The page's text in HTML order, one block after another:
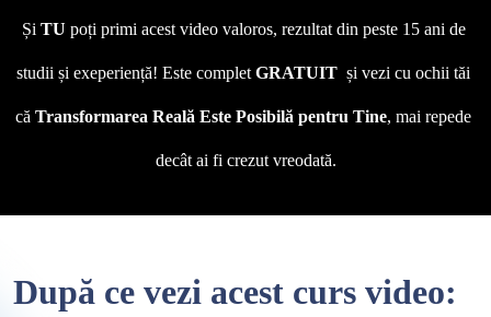
Și TU poți primi acest video valoros, rezultat din peste 15 ani de
studii și exeperiență! Este complet GRATUIT
  și vezi cu ochii tăi
că Transformarea Reală Este Posibilă pentru Tine, mai repede
decât ai fi crezut vreodată.
După ce vezi acest curs video: